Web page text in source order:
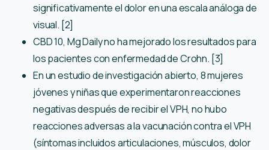
significativamente el dolor en una escala análoga de
visual. [2]
CBD 10, Mg Daily no ha mejorado los resultados para
los pacientes con enfermedad de Crohn. [3]
En un estudio de investigación abierto, 8 mujeres
jóvenes y niñas que experimentaron reacciones
negativas después de recibir el VPH, no hubo
reacciones adversas a la vacunación contra el VPH
(síntomas incluidos articulaciones, músculos, dolor